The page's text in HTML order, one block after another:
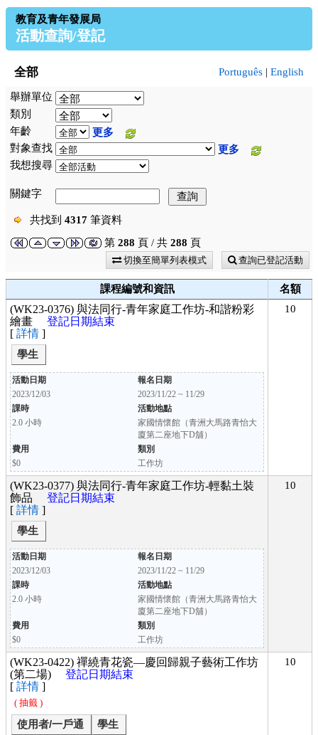
教育及青年發展局
活動查詢/登記
全部 Português | English
舉辦單位
類別
年齡
更多
對象查找
更多
我想搜尋
關鍵字
共找到 4317 筆資料
第 288 頁 / 共 288 頁
切換至簡單列表模式 查詢已登記活動
課程編號和資訊 名額
(WK23-0376) 與法同行-青年家庭工作坊-和諧粉彩
繪畫 登記日期結束
[ 詳情 ]
學生
活動日期
報名日期
2023/12/03
2023/11/22 ~ 11/29
課時
活動地點
2.0 小時
家國情懷館（青洲大馬路青怡大
廈第二座地下D舖）
費用
類別
$0
工作坊
10
(WK23-0377) 與法同行-青年家庭工作坊-輕黏土裝
飾品 登記日期結束
[ 詳情 ]
學生
活動日期
報名日期
2023/12/03
2023/11/22 ~ 11/29
課時
活動地點
2.0 小時
家國情懷館（青洲大馬路青怡大
廈第二座地下D舖）
費用
類別
$0
工作坊
10
(WK23-0422) 禪繞青花瓷—慶回歸親子藝術工作坊
(第二場) 登記日期結束
[ 詳情 ]
( 抽籤 )
使用者/一戶通
學生
10